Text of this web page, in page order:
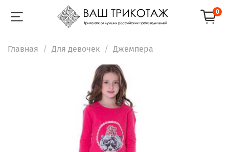
0
Главная Для девочек Джемпера